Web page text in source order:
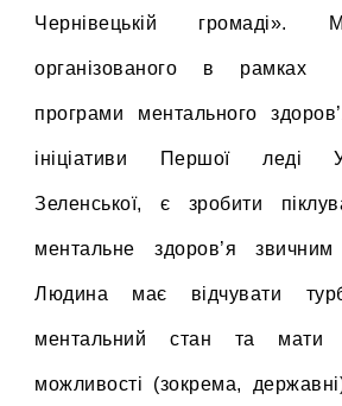
Чернівецькій громаді».
організованого в рамках
програми ментального
ініціативи Першої леді
Зеленської, є зробити
ментальне здоров’я звичним
Людина має відчувати
ментальний стан та мати
можливості (зокрема,